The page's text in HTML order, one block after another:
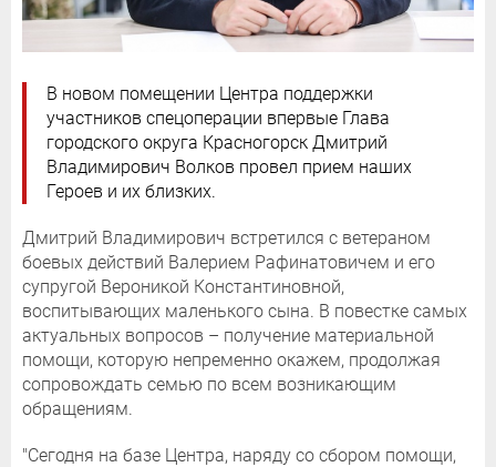
В новом помещении Центра поддержки
участников спецоперации впервые Глава
городского округа Красногорск Дмитрий
Владимирович Волков провел прием наших
Героев и их близких.
Дмитрий Владимирович встретился с ветераном
боевых действий Валерием Рафинатовичем и его
супругой Вероникой Константиновной,
воспитывающих маленького сына. В повестке самых
актуальных вопросов – получение материальной
помощи, которую непременно окажем, продолжая
сопровождать семью по всем возникающим
обращениям.
"Сегодня на базе Центра, наряду со сбором помощи,